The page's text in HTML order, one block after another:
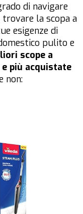
di navigare
la scopa a
esigenze di
pulito e
scope a
più acquistate
non: